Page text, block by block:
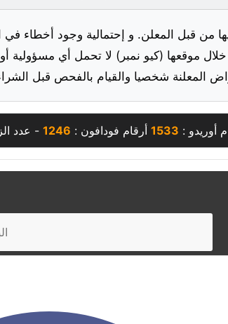
من قبل المعلن. و إحتمالية وجود أخطاء في
موقعها (كيو نمبر) لا تحمل أي مسؤولية
أوريدو : 1533 أرقام فودافون : 1246 - عدد